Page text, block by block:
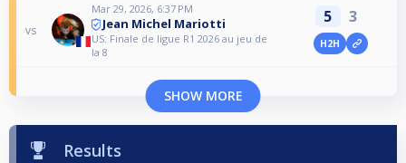
vs
Mar 29, 2026, 6:37 PM
Jean Michel Mariotti
US: Finale de ligue R1 2026 au jeu de
la 8
5 3
H2H
SHOW MORE
Results